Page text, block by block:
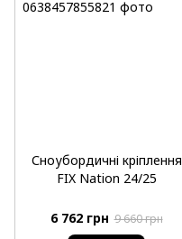
Сноубордичні кріплення
FIX Nation 24/25
6 762 грн 9 660 грн